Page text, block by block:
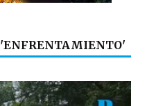
'ENFRENTAMIENTO'